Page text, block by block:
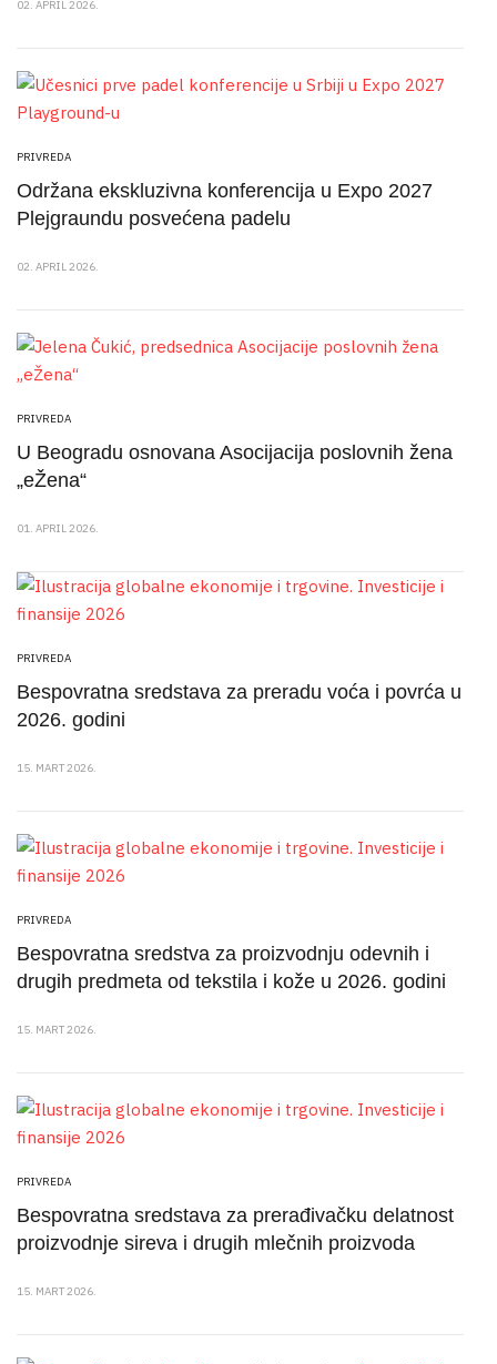
02. APRIL 2026.
PRIVREDA
Održana ekskluzivna konferencija u Expo 2027
Plejgraundu posvećena padelu
02. APRIL 2026.
PRIVREDA
U Beogradu osnovana Asocijacija poslovnih žena
„eŽena“
01. APRIL 2026.
PRIVREDA
Bespovratna sredstava za preradu voća i povrća u
2026. godini
15. MART 2026.
PRIVREDA
Bespovratna sredstva za proizvodnju odevnih i
drugih predmeta od tekstila i kože u 2026. godini
15. MART 2026.
PRIVREDA
Bespovratna sredstava za prerađivačku delatnost
proizvodnje sireva i drugih mlečnih proizvoda
15. MART 2026.